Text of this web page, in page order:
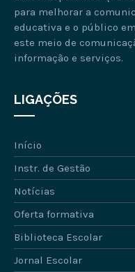
para melhorar a
educativa e o público
este meio de
informação e serviços.
LIGAÇÕES
Início
Instr. de Gestão
Notícias
Oferta formativa
Biblioteca Escolar
Jornal Escolar